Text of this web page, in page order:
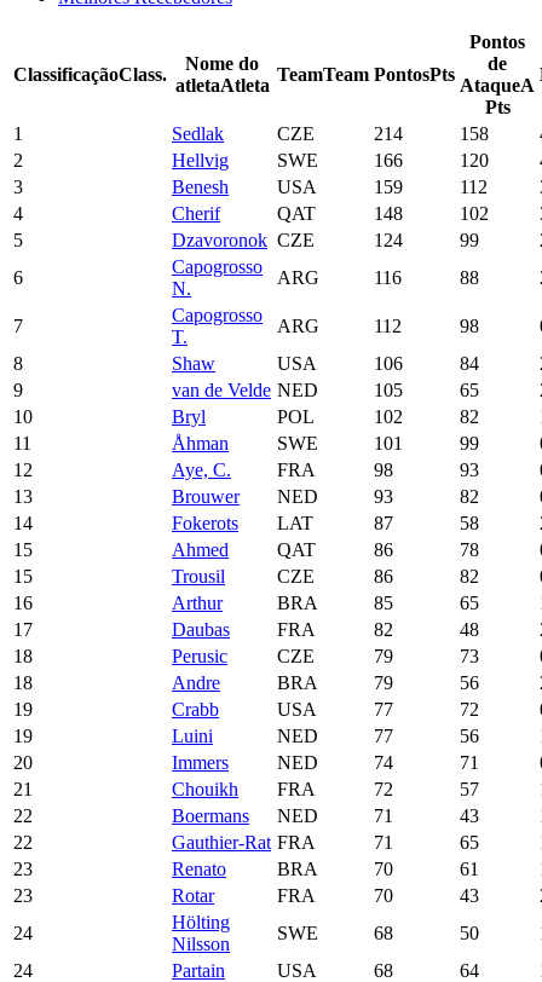
ClassificaçãoClass.
Nome do
atletaAtleta
TeamTeam PontosPts
Pontos
de
AtaqueA
Pts
1 Sedlak CZE 214 158
2
Hellvig SWE 166 120
3
Benesh USA 159 112
4
Cherif QAT 148 102
5
Dzavoronok CZE 124 99
6
Capogrosso
N.
ARG 116 88
7
Capogrosso
T.
ARG 112 98
8
Shaw USA 106 84
9
van de Velde NED 105 65
10
Bryl POL 102 82
11
Åhman SWE 101 99
12
Aye, C. FRA 98 93
13
Brouwer NED 93 82
14
Fokerots LAT 87 58
15
Ahmed QAT 86 78
15
Trousil CZE 86 82
16
Arthur BRA 85 65
17
Daubas FRA 82 48
18
Perusic CZE 79 73
18
Andre BRA 79 56
19
Crabb USA 77 72
19
Luini NED 77 56
20
Immers NED 74 71
21
Chouikh FRA 72 57
22
Boermans NED 71 43
22
Gauthier-Rat FRA 71 65
23
Renato BRA 70 61
23
Rotar FRA 70 43
24
Hölting
Nilsson
SWE 68 50
24
Partain USA 68 64